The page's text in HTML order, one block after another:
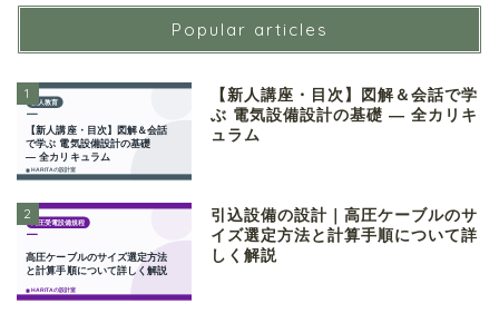
Popular articles
1
【新人講座・目次】図解＆会話で学
ぶ 電気設備設計の基礎 ― 全カリキ
ュラム
2
引込設備の設計｜高圧ケーブルのサ
イズ選定方法と計算手順について詳
しく解説